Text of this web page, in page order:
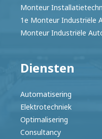
Diensten
Automatisering
Elektrotechniek
Optimalisering
Consultancy
Monteur
1e Monteur Industriële
Monteur Industriële